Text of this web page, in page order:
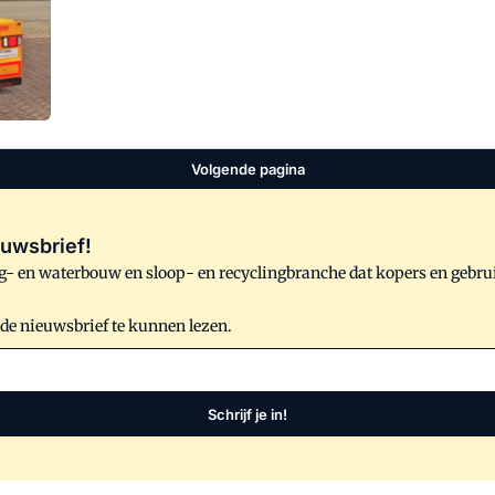
Volgende pagina
en waterbouw en sloop- en recyclingbranche dat kopers en
nieuwsbrief te kunnen lezen.
Schrijf je in!